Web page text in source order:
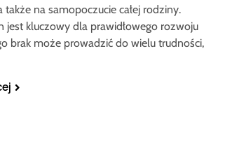
także na samopoczucie całej rodziny.
jest kluczowy dla prawidłowego rozwoju
brak może prowadzić do wielu trudności,